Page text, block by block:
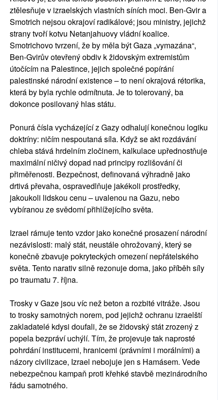
ztělesňuje v izraelských vlastních síních moci. Ben-Gvir a
Smotrich nejsou okrajoví radikálové; jsou ministry, jejichž
strany tvoří kotvu Netanjahuovy vládní koalice.
Smotrichovo tvrzení, že by měla být Gaza „vymazána“,
Ben-Gvirův otevřený obdiv k židovským extremistům
útočícím na Palestince, jejich společné popírání
palestinské národní existence – to není okrajová rétorika,
která by byla rychle odmítnuta. Je to tolerovaný, ba
dokonce posilovaný hlas státu.
Ponurá čísla vycházející z Gazy odhalují konečnou logiku
doktríny: ničím nespoutaná síla. Když se akt rozdávání
chleba stává hrdelním zločinem, kalkulace upřednostňuje
maximální ničivý dopad nad principy rozlišování či
přiměřenosti. Bezpečnost, definovaná výhradně jako
drtivá převaha, ospravedlňuje jakékoli prostředky,
jakoukoli lidskou cenu – uvalenou na Gazu, nebo
vybíranou ze svědomí přihlížejícího světa.
Izrael rámuje tento vzdor jako konečné prosazení národní
nezávislosti: malý stát, neustále ohrožovaný, který se
konečně zbavuje pokryteckých omezení nepřátelského
světa. Tento narativ silně rezonuje doma, jako příběh síly
po traumatu 7. října.
Trosky v Gaze jsou víc než beton a rozbité vitráže. Jsou
to trosky samotných norem, pod jejichž ochranu izraelští
zakladatelé kdysi doufali, že se židovský stát zrozený z
popela bezpráví uchýlí. Tím, že projevuje tak naprosté
pohrdání institucemi, hranicemi (právními i morálními) a
názory civilizace, Izrael nebojuje jen s Hamásem. Vede
nebezpečnou kampaň proti křehké stavbě mezinárodního
řádu samotného.